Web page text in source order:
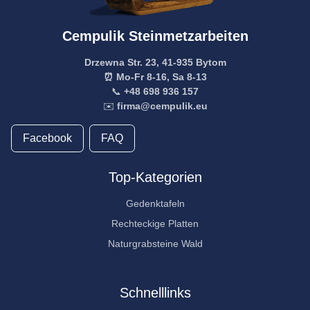
Cempulik Steinmetzarbeiten
Drzewna Str. 23, 41-935 Bytom
⏰ Mo-Fr 8-16, Sa 8-13
📞 +48 698 936 157
✉️ firma@cempulik.eu
Facebook FAQ
Top-Kategorien
Gedenktafeln
Rechteckige Platten
Naturgrabsteine Wald
Schnelllinks